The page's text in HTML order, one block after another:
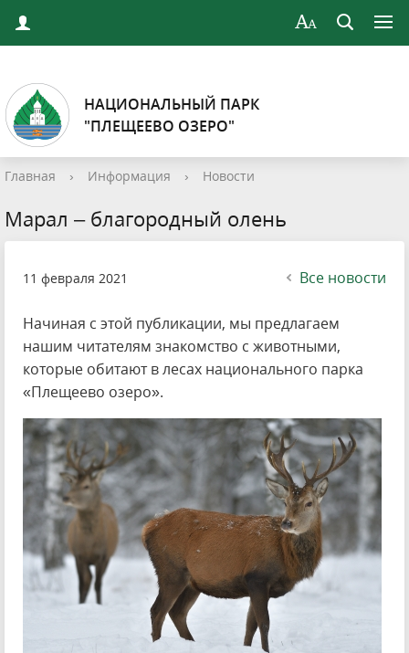
НАЦИОНАЛЬНЫЙ ПАРК
"ПЛЕЩЕЕВО ОЗЕРО"
Главная › Информация › Новости
Марал – благородный олень
11 февраля 2021 Все новости
Начиная с этой публикации, мы предлагаем
нашим читателям знакомство с животными,
которые обитают в лесах национального парка
«Плещеево озеро».